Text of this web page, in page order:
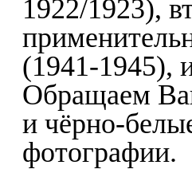
1922/1923),
(1941-1945),
Обращаем
и чёрно-
фотографии.